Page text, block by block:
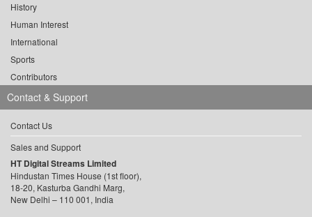
History
Human Interest
International
Sports
Contributors
Contact & Support
Contact Us
Sales and Support
HT Digital Streams Limited
Hindustan Times House (1st floor),
18-20, Kasturba Gandhi Marg,
New Delhi – 110 001, India